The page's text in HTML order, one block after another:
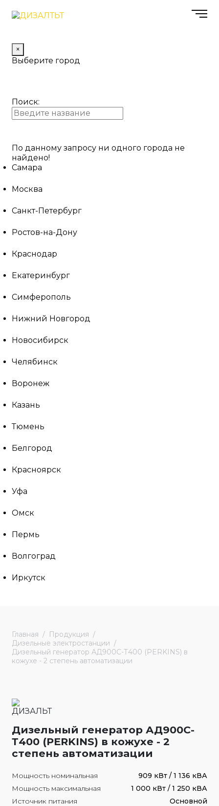
×
Выберите город
Поиск:
По данному запросу ни одного города не
найдено!
Самара
Москва
Санкт-Петербург
Ростов-на-Дону
Краснодар
Екатеринбург
Симферополь
Нижний Новгород
Новосибирск
Челябинск
Воронеж
Казань
Тюмень
Белгород
Красноярск
Уфа
Омск
Пермь
Волгоград
Иркутск
Главная
Продукция
Дизельные электростанции
Дизельный генератор АД900С-Т400 (PERKINS) в
кожухе - 2 степень автоматизации
Дизельный генератор АД900С-
Т400 (PERKINS) в кожухе - 2
степень автоматизации
Мощность номинальная
909 кВт / 1 136 кВА
Мощность максимальная
1 000 кВт / 1 250 кВА
Источник питания
Основной